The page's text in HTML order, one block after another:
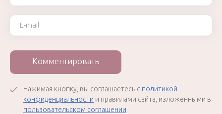
Ваш e-mail
Комментировать
Нажимая кнопку, вы соглашаетесь с политикой
конфиденциальности и правилами сайта, изложенными в
пользовательском соглашении